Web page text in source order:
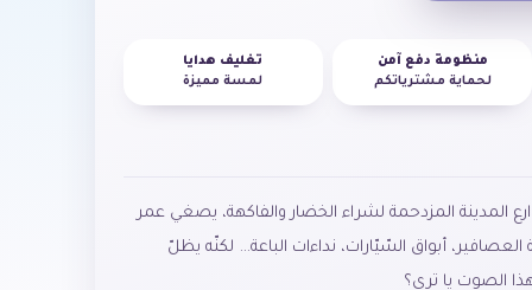
منظومة دفع آمن
لحماية مشترياتكم
تغليف هدايا
لمسة مميزة
المدينة المزدحمة لشراء الخضار والفاكهة، يصغي عمر
أبواق السّيّارات، نداءات الباعة… لكنّه يظلّ
الصوت يا ترى؟